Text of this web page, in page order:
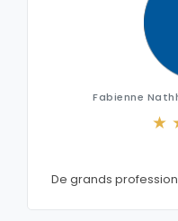
Fabienne
De grands